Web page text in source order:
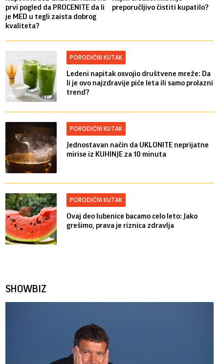
prvi pogled da PROCENITE da li
je MED u tegli zaista dobrog
kvaliteta?
preporučljivo čistiti kupatilo?
PORODIČNI KUTAK
Ledeni napitak osvojio društvene mreže: Da
li je ovo najzdravije piće leta ili samo prolazni
trend?
PORODIČNI KUTAK
Jednostavan način da UKLONITE neprijatne
mirise iz KUHINJE za 10 minuta
PORODIČNI KUTAK
Ovaj deo lubenice bacamo celo leto: Jako
grešimo, prava je riznica zdravlja
SHOWBIZ